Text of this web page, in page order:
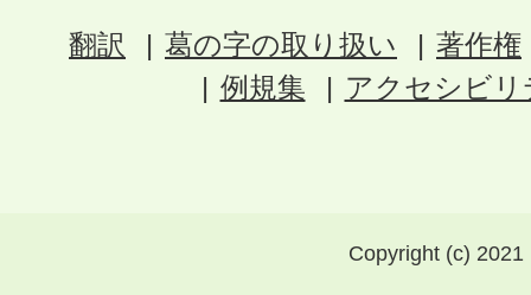
翻訳 葛の字の取り扱い
著作権
例規集
アクセシビ
Copyright (c)